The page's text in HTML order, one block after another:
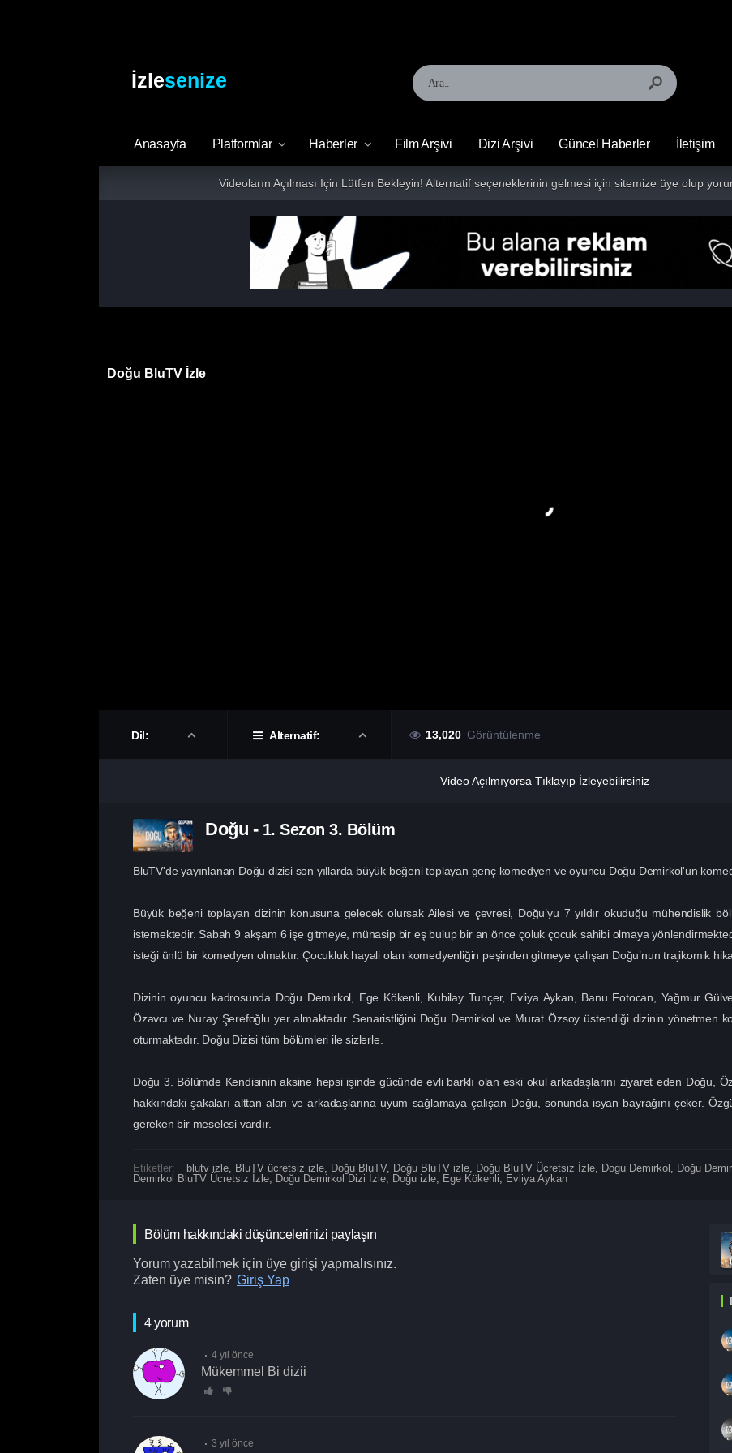
İzlesenize
Anasayfa Platformlar Haberler Film Arşivi Dizi Arşivi Güncel Haberler İletişim
Videoların Açılması İçin Lütfen Bekleyin! Alternatif seçeneklerinin gelmesi için sitemize üye olup
Doğu BluTV İzle
Dil: Alternatif: 13,020 Görüntülenme
Video Açılmıyorsa Tıklayıp İzleyebilirsiniz
Doğu - 1. Sezon 3. Bölüm
BluTV'de yayınlanan Doğu dizisi son yıllarda büyük beğeni toplayan genç komedyen ve oyuncu Doğu Demirkol'un
Büyük beğeni toplayan dizinin konusuna gelecek olursak Ailesi ve çevresi, Doğu’yu 7 yıldır okuduğu mühendislik
istemektedir. Sabah 9 akşam 6 işe gitmeye, münasip bir eş bulup bir an önce çoluk çocuk sahibi olmaya
isteği ünlü bir komedyen olmaktır. Çocukluk hayali olan komedyenliğin peşinden gitmeye çalışan Doğu’nun trajikomik
Dizinin oyuncu kadrosunda Doğu Demirkol, Ege Kökenli, Kubilay Tunçer, Evliya Aykan, Banu Fotocan, Yağmur
Özavcı ve Nuray Şerefoğlu yer almaktadır. Senaristliğini Doğu Demirkol ve Murat Özsoy üstendiği dizinin yönetmen
oturmaktadır. Doğu Dizisi tüm bölümleri ile sizlerle.
Doğu 3. Bölümde Kendisinin aksine hepsi işinde gücünde evli barklı olan eski okul arkadaşlarını ziyaret eden Doğu,
hakkındaki şakaları alttan alan ve arkadaşlarına uyum sağlamaya çalışan Doğu, sonunda isyan bayrağını çeker.
gereken bir meselesi vardır.
Etiketler: blutv izle, BluTV ücretsiz izle, Doğu BluTV, Doğu BluTV izle, Doğu BluTV Ücretsiz İzle, Dogu Demirkol , Doğu
Demirkol BluTV Ücretsiz İzle, Doğu Demirkol Dizi İzle, Doğu izle, Ege Kökenli, Evliya Aykan
Bölüm hakkındaki düşüncelerinizi paylaşın
Yorum yazabilmek için üye girişi yapmalısınız.
Zaten üye misin? Giriş Yap
4 yorum
4 yıl önce
Mükemmel Bi dizii
3 yıl önce